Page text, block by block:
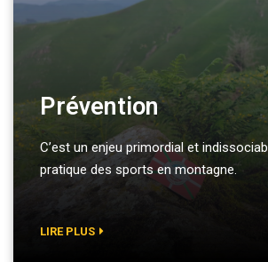
Prévention
C’est un enjeu primordial et
pratique des sports en montagne.
LIRE PLUS